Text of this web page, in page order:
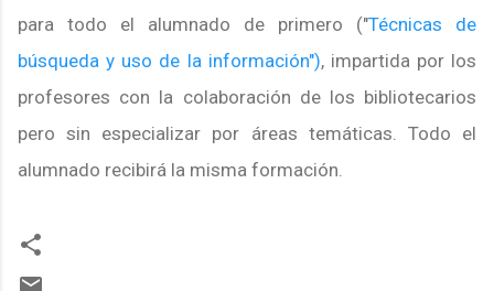
para todo el alumnado de primero ("Técnicas de
búsqueda y uso de la información"), impartida por los
profesores con la colaboración de los bibliotecarios
pero sin especializar por áreas temáticas. Todo el
alumnado recibirá la misma formación.